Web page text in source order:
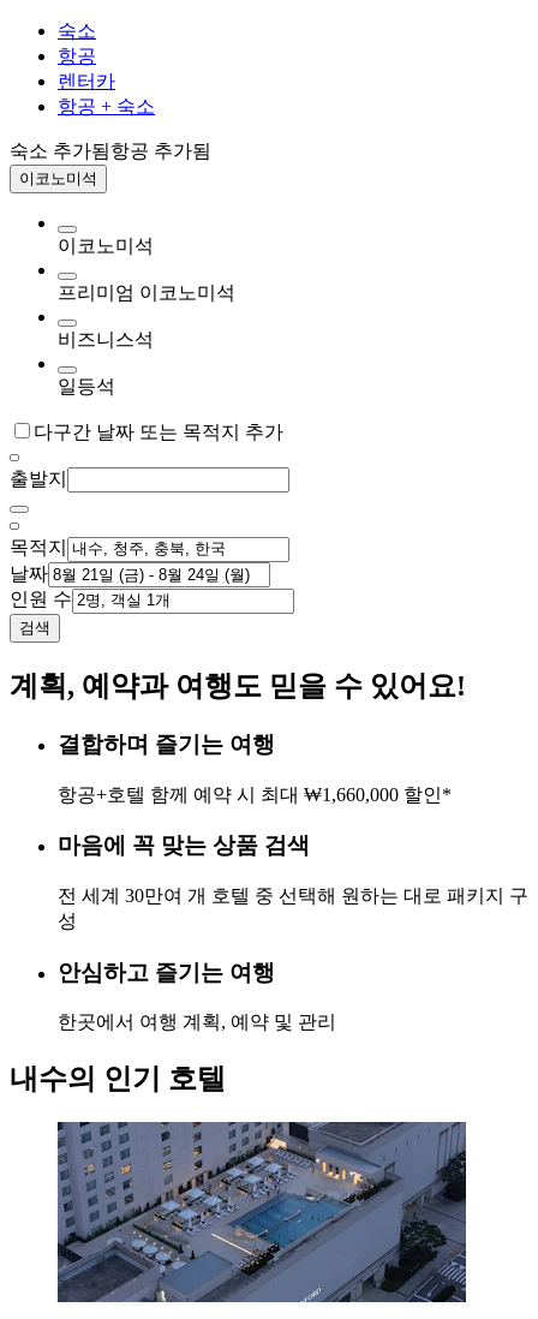
숙소
항공
렌터카
항공 + 숙소
숙소 추가됨항공 추가됨
이코노미석
이코노미석
프리미엄 이코노미석
비즈니스석
일등석
다구간 날짜 또는 목적지 추가
출발지
목적지
날짜
인원 수
검색
계획, 예약과 여행도 믿을 수 있어요!
결합하며 즐기는 여행
항공+호텔 함께 예약 시 최대 ₩1,660,000 할인*
마음에 꼭 맞는 상품 검색
전 세계 30만여 개 호텔 중 선택해 원하는 대로 패키지 구
성
안심하고 즐기는 여행
한곳에서 여행 계획, 예약 및 관리
내수의 인기 호텔